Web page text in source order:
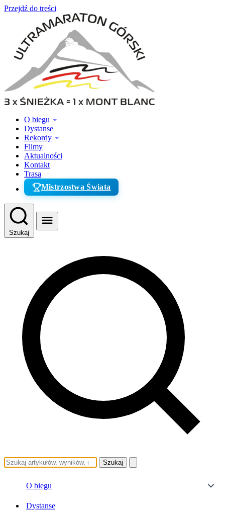
Przejdź do treści
O biegu
Dystanse
Rekordy
Filmy
Aktualności
Kontakt
Trasa
Mistrzostwa Świata
Szukaj
Szukaj
O biegu
Dystanse